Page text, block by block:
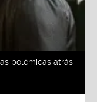
polémicas atrás